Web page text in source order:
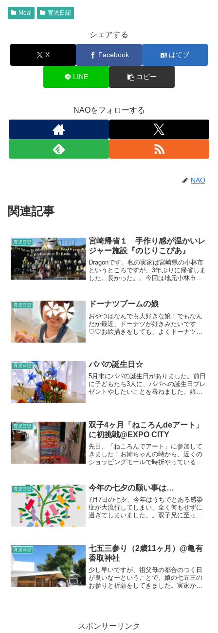
Meal 育児日記
シェアする
X Facebook はてブ
LINE コピー
NAOをフォローする
NAO
関連記事
育児日記
宮崎帰省１ 手作り感が温かいレ
ジャー施設『のじりこぴあ』
Dragonです。私の実家は宮崎県の小林市
というところですが、3年ぶりに帰省しま
した。長かった。。今回は地元小林市か
ほどいったところに野尻町という町があ
るんですが、...
育児日記 ドーナツブームの娘
おやつはなんでも大好きな娘！でもなん
だか最近、ドーナツが好きみたいです
♡♡お絵描きをしても、よくドーナツの
だそうです。先日は図書館で...
育児日記 パパの誕生日☆
5月末にパパの誕生日がありました。前日
に子どもたち3人に、パパへの誕生日プレ
ゼントやしたいことを尋ねました。娘
とがないから、今回...
育児日記
双子4ヶ月「ねころんdeアート」
に初挑戦@EXPO CITY
先日、「ねころんでアート」に参加して
きました！お姉ちゃんの時から、近くの
ショッピングモールで時折やっているの
児なのでお姉ちゃんもいけたのかな？場
所が奥まっていてわか...
育児日記 今年の七夕の願い事は…
7月7日の七夕、今年はうちでとある感染
症が大流行してしまい、全く何もせずに
過ぎてしまいました。。双子兄に至って
すが、数日前に学校で願...
育児日記
七五三参り（2歳11ヶ月）@亀有
香取神社
少し早いですが、祖父母の都合のつく日
が良いなーということで、娘の七五三の
お参りと祈願をしてきました。実家から
スポンサーリンク